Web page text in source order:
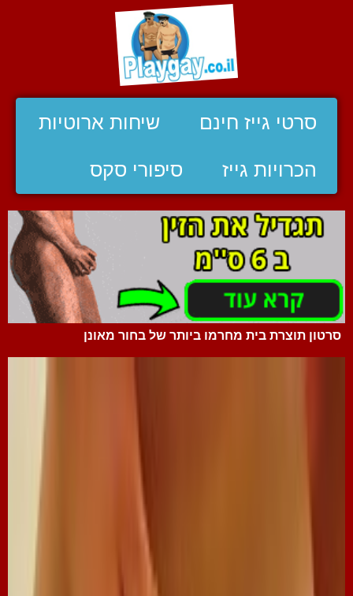
סרטי גייז חינם שיחות ארוטיות
הכרויות גייז סיפורי סקס
סרטון תוצרת בית מחרמו ביותר של בחור מאונן